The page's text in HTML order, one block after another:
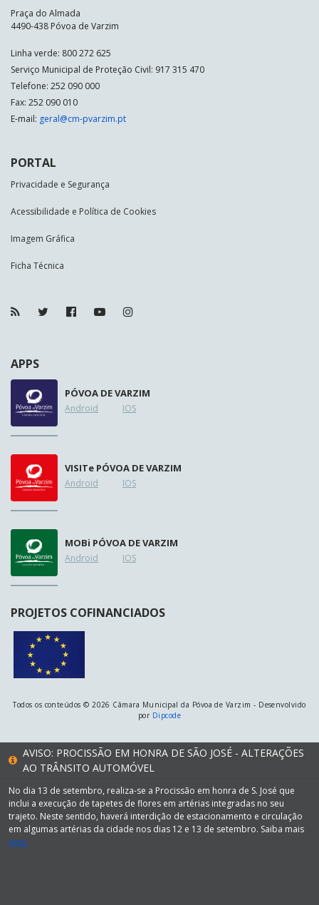
Praça do Almada
4490-438 Póvoa de Varzim
Linha verde: 800 272 625
Serviço Municipal de Proteção Civil: 917 315 470
Telefone: 252 090 000
Fax: 252 090 010
E-mail: geral@cm-pvarzim.pt
PORTAL
Privacidade e Segurança
Acessibilidade e Política de Cookies
Imagem Gráfica
Ficha Técnica
APPS
PÓVOA DE VARZIM
Android IOS
VISITe PÓVOA DE VARZIM
Android IOS
MOBi PÓVOA DE VARZIM
Android IOS
PROJETOS COFINANCIADOS
Todos os conteúdos © 2026 Câmara Municipal da Póvoa de Varzim - Desenvolvido
por Dipcode
AVISO: PROCISSÃO EM HONRA DE SÃO JOSÉ - ALTERAÇÕES
AO TRÂNSITO AUTOMÓVEL
No dia 13 de setembro, realiza-se a Procissão em honra de S. José que
inclui a execução de tapetes de flores em artérias integradas no seu
trajeto. Neste sentido, haverá interdição de estacionamento e circulação
em algumas artérias da cidade nos dias 12 e 13 de setembro. Saiba mais
aqui.